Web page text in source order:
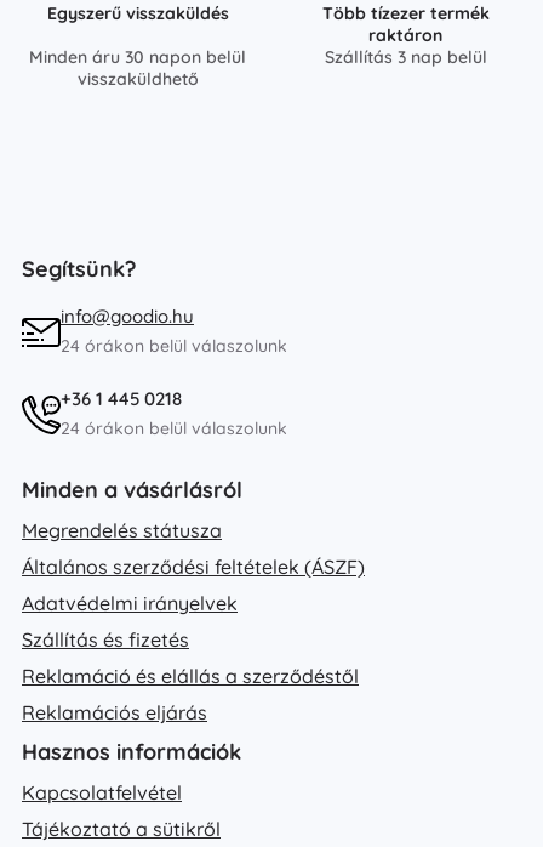
Egyszerű visszaküldés
Minden áru 30 napon belül
visszaküldhető
Több tízezer termék
raktáron
Szállítás 3 nap belül
Segítsünk?
info@goodio.hu
24 órákon belül válaszolunk
+36 1 445 0218
24 órákon belül válaszolunk
Minden a vásárlásról
Megrendelés státusza
Általános szerződési feltételek (ÁSZF)
Adatvédelmi irányelvek
Szállítás és fizetés
Reklamáció és elállás a szerződéstől
Reklamációs eljárás
Hasznos információk
Kapcsolatfelvétel
Tájékoztató a sütikről